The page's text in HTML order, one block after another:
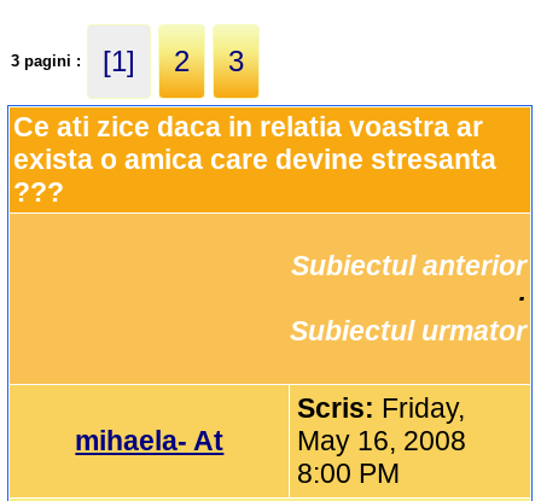
3 pagini : [1] 2 3
Ce ati zice daca in relatia voastra ar
exista o amica care devine stresanta
???
Subiectul anterior
Subiectul urmator
mihaela- At
Scris: Friday,
May 16, 2008
8:00 PM